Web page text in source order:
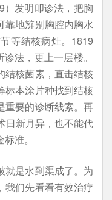
）发明叩诊法，把胸
靠地辨别胸腔内胸水
等结核病灶。1819
法，更上一层楼。
结核菌素，直击结核
标本涂片种找到结核
重要的诊断线索。再
日新月异，也不能代
准。
就是水到渠成了。为
我们先看看有效治疗